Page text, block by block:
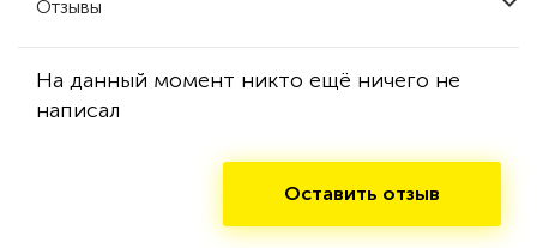
Отзывы
На данный момент никто ещё ничего не
написал
Оставить отзыв